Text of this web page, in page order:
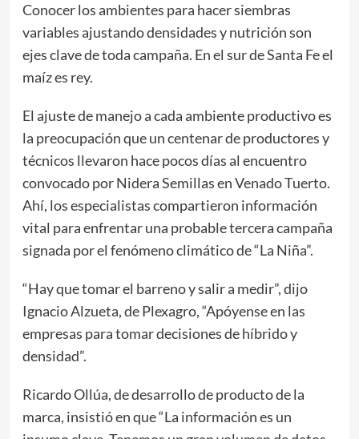
Conocer los ambientes para hacer siembras
variables ajustando densidades y nutrición son
ejes clave de toda campaña. En el sur de Santa Fe el
maíz es rey.
El ajuste de manejo a cada ambiente productivo es
la preocupación que un centenar de productores y
técnicos llevaron hace pocos días al encuentro
convocado por Nidera Semillas en Venado Tuerto.
Ahí, los especialistas compartieron información
vital para enfrentar una probable tercera campaña
signada por el fenómeno climático de “La Niña”.
“Hay que tomar el barreno y salir a medir”, dijo
Ignacio Alzueta, de Plexagro, “Apóyense en las
empresas para tomar decisiones de híbrido y
densidad”.
Ricardo Ollúa, de desarrollo de producto de la
marca, insistió en que “La información es un